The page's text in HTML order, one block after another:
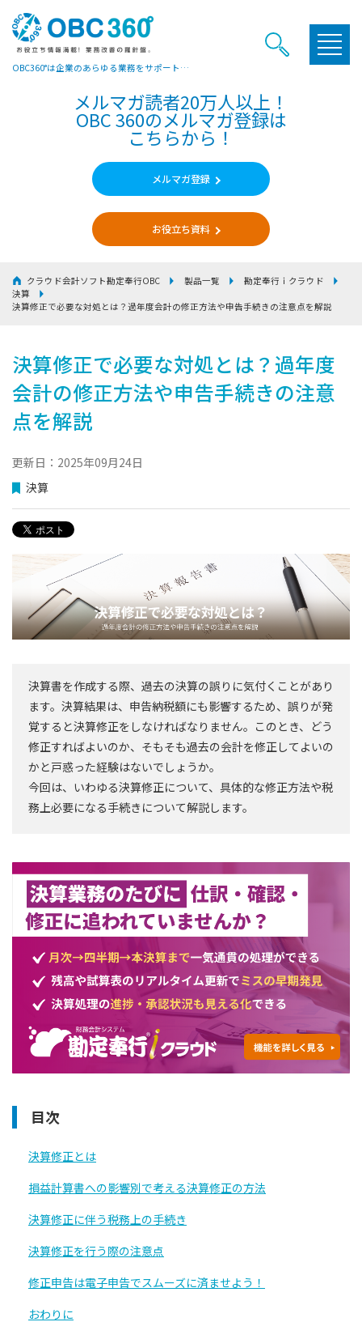
OBC360°は企業のあらゆる業務をサポートするヒントやお役立ち情報をご提供しています
メルマガ読者20万人以上！
OBC 360のメルマガ登録は
こちらから！
メルマガ登録
お役立ち資料
クラウド会計ソフト勘定奉行OBC 製品一覧
勘定奉行ｉクラウド
決算
決算修正で必要な対処とは？過年度会計の修正方法や申告手続きの注意点を解説
決算修正で必要な対処とは？過年度
会計の修正方法や申告手続きの注意
点を解説
更新日：2025年09月24日
決算
決算書を作成する際、過去の決算の誤りに気付くことがあり
ます。決算結果は、申告納税額にも影響するため、誤りが発
覚すると決算修正をしなければなりません。このとき、どう
修正すればよいのか、そもそも過去の会計を修正してよいの
かと⼾惑った経験はないでしょうか。
今回は、いわゆる決算修正について、具体的な修正方法や税
務上必要になる手続きについて解説します。
目次
決算修正とは
損益計算書への影響別で考える決算修正の方法
決算修正に伴う税務上の手続き
決算修正を行う際の注意点
修正申告は電子申告でスムーズに済ませよう！
おわりに